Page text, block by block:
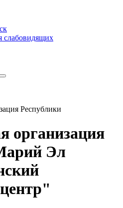
слабовидящих
Республики
организация
Эл